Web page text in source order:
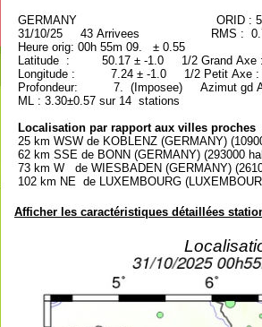
GERMANY ORID :
31/10/25 43 Arrivees RMS :
Heure orig: 00h 55m 09. ± 0.55
Latitude : 50.17 ± -1.0 1/2 Grand
Longitude : 7.24 ± -1.0 1/2 Petit Axe
Profondeur: 7. (Imposee) Azimut gd
ML : 3.30±0.57 sur 14 stations
Localisation par rapport aux villes proches
25 km WSW de KOBLENZ (GERMANY)
62 km SSE de BONN (GERMANY) (293000
73 km W de WIESBADEN (GERMANY)
102 km NE de LUXEMBOURG
Afficher les caractéristiques détaillées